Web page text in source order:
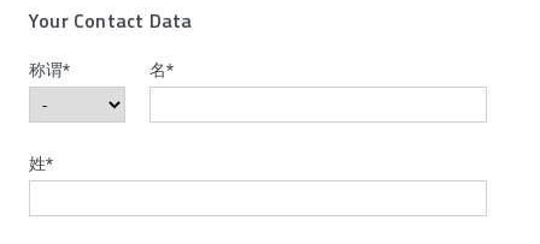
Your Contact Data
称谓* 名*
姓*